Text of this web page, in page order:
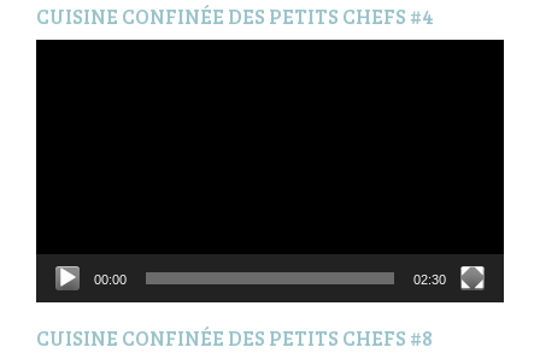
CUISINE CONFINÉE DES PETITS CHEFS #4
00:00 02:30
CUISINE CONFINÉE DES PETITS CHEFS #8